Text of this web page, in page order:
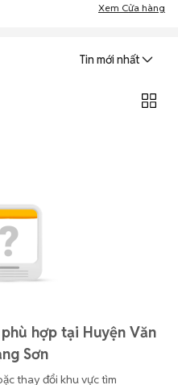
Xem Cửa hàng
Tin mới nhất
hợp tại Huyện Văn
Sơn
thay đổi khu vực tìm